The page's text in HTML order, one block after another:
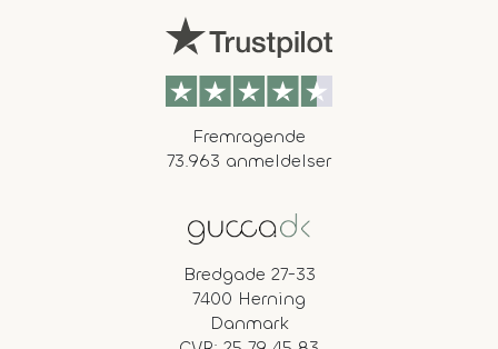
Fremragende
73.963 anmeldelser
Bredgade 27-33
7400 Herning
Danmark